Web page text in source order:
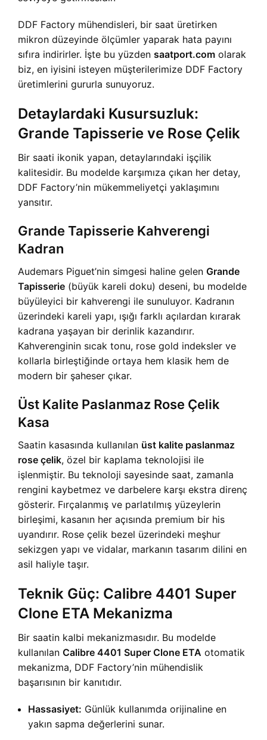
DDF Factory mühendisleri, bir saat üretirken
mikron düzeyinde ölçümler yaparak hata payını
sıfıra indirirler. İşte bu yüzden saatport.com olarak
biz, en iyisini isteyen müşterilerimize DDF Factory
üretimlerini gururla sunuyoruz.
Detaylardaki Kusursuzluk:
Grande Tapisserie ve Rose Çelik
Bir saati ikonik yapan, detaylarındaki işçilik
kalitesidir. Bu modelde karşımıza çıkan her detay,
DDF Factory’nin mükemmeliyetçi yaklaşımını
yansıtır.
Grande Tapisserie Kahverengi
Kadran
Audemars Piguet’nin simgesi haline gelen Grande
Tapisserie (büyük kareli doku) deseni, bu modelde
büyüleyici bir kahverengi ile sunuluyor. Kadranın
üzerindeki kareli yapı, ışığı farklı açılardan kırarak
kadrana yaşayan bir derinlik kazandırır.
Kahverenginin sıcak tonu, rose gold indeksler ve
kollarla birleştiğinde ortaya hem klasik hem de
modern bir şaheser çıkar.
Üst Kalite Paslanmaz Rose Çelik
Kasa
Saatin kasasında kullanılan üst kalite paslanmaz
rose çelik, özel bir kaplama teknolojisi ile
işlenmiştir. Bu teknoloji sayesinde saat, zamanla
rengini kaybetmez ve darbelere karşı ekstra direnç
gösterir. Fırçalanmış ve parlatılmış yüzeylerin
birleşimi, kasanın her açısında premium bir his
uyandırır. Rose çelik bezel üzerindeki meşhur
sekizgen yapı ve vidalar, markanın tasarım dilini en
asil haliyle taşır.
Teknik Güç: Calibre 4401 Super
Clone ETA Mekanizma
Bir saatin kalbi mekanizmasıdır. Bu modelde
kullanılan Calibre 4401 Super Clone ETA otomatik
mekanizma, DDF Factory’nin mühendislik
başarısının bir kanıtıdır.
Hassasiyet: Günlük kullanımda orijinaline en
yakın sapma değerlerini sunar.